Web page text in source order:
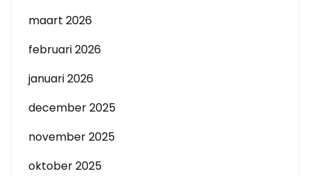
maart 2026
februari 2026
januari 2026
december 2025
november 2025
oktober 2025